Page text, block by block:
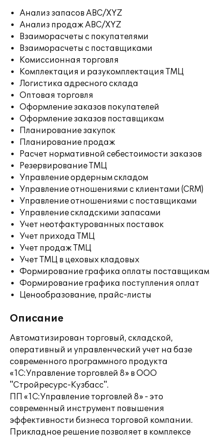
Анализ запасов ABC/XYZ
Анализ продаж ABC/XYZ
Взаиморасчеты с покупателями
Взаиморасчеты с поставщиками
Комиссионная торговля
Комплектация и разукомплектация ТМЦ
Логистика адресного склада
Оптовая торговля
Оформление заказов покупателей
Оформление заказов поставщикам
Планирование закупок
Планирование продаж
Расчет нормативной себестоимости заказов
Резервирование ТМЦ
Управление ордерным складом
Управление отношениями с клиентами (CRM)
Управление отношениями с поставщиками
Управление складскими запасами
Учет неотфактурованных поставок
Учет прихода ТМЦ
Учет продаж ТМЦ
Учет ТМЦ в цеховых кладовых
Формирование графика оплаты поставщикам
Формирование графика поступления оплат
Ценообразование, прайс-листы
Описание
Автоматизирован торговый, складской,
оперативный и управленческий учет на базе
современного программного продукта
«1С:Управление торговлей 8» в ООО
"Стройресурс-Кузбасс".
ПП «1С:Управление торговлей 8» - это
современный инструмент повышения
эффективности бизнеса торговой компании.
Прикладное решение позволяет в комплексе